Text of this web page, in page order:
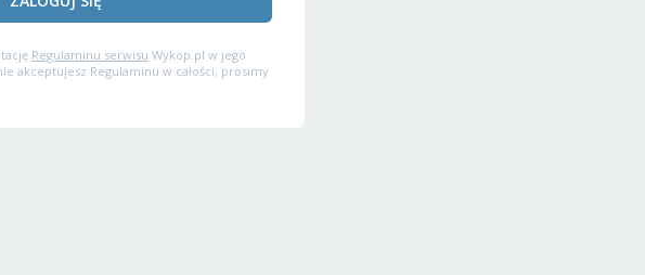
Regulaminu serwisu Wykop.pl w jego
akceptujesz Regulaminu w całości, prosimy